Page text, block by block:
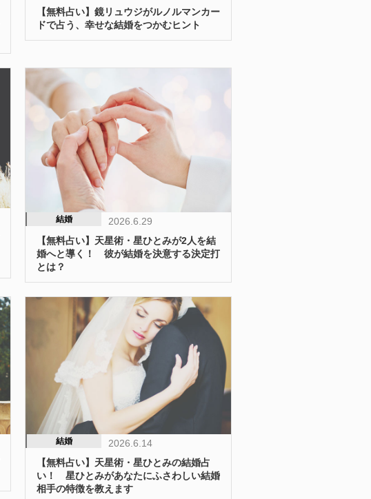
【無料占い】鏡リュウジがルノルマンカー
ドで占う、幸せな結婚をつかむヒント
結婚
2026.6.29
【無料占い】天星術・星ひとみが2人を結
婚へと導く！ 彼が結婚を決意する決定打
とは？
結婚
2026.6.14
【無料占い】天星術・星ひとみの結婚占
い！ 星ひとみがあなたにふさわしい結婚
相手の特徴を教えます